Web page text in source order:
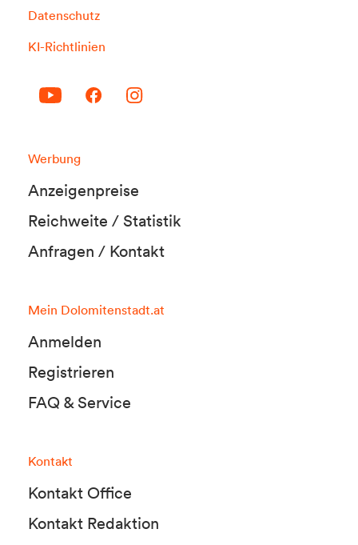
Datenschutz
KI-Richtlinien
Werbung
Anzeigenpreise
Reichweite / Statistik
Anfragen / Kontakt
Mein Dolomitenstadt.at
Anmelden
Registrieren
FAQ & Service
Kontakt
Kontakt Office
Kontakt Redaktion